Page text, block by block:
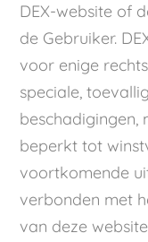
DEX-website of
de Gebruiker.
voor enige
speciale,
beperkt tot
voortkomende
verbonden met
van deze